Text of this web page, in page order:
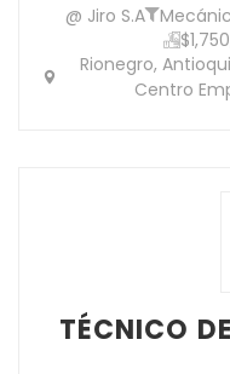
@ Jiro S.A
Rionegro,
Centro
TÉCNICO